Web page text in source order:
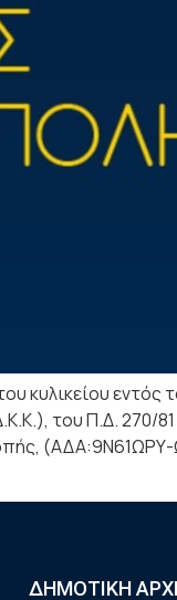
κυλικείου εντός
του Π.Δ. 270/
ΔΗΜΟΤΙΚΗ